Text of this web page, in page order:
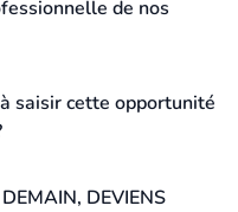
de nos
saisir cette opportunité
DEVIENS